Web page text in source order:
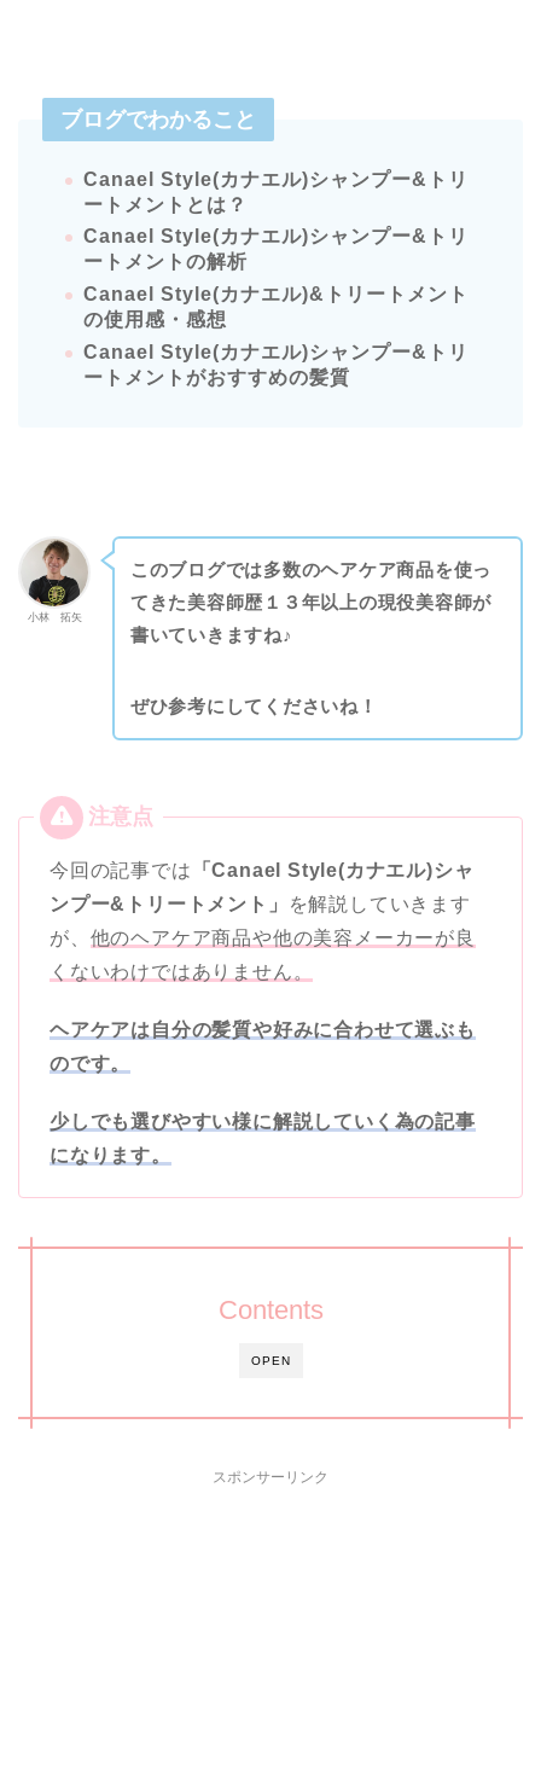
ブログでわかること
Canael Style(カナエル)シャンプー&トリ
ートメントとは？
Canael Style(カナエル)シャンプー&トリ
ートメントの解析
Canael Style(カナエル)&トリートメント
の使用感・ 感想
Canael Style(カナエル)シャンプー&トリ
ートメントがおすすめの髪質
小林 拓矢
このブログでは多数のヘアケア商品を使っ
てきた美容師歴１３年以上の現役美容師が
書いていきますね♪
ぜひ参考にしてくださいね！
今回の記事では 「Canael Style(カナエル)シャ
ンプー&トリートメント」
を解説していきます
が、 他のヘアケア商品や他の美容メーカーが良
くないわけではありません。
ヘアケアは自分の髪質や好みに合わせて選ぶも
のです。
少しでも選びやすい様に解説していく為の記事
になります。
OPEN
Contents
スポンサーリンク